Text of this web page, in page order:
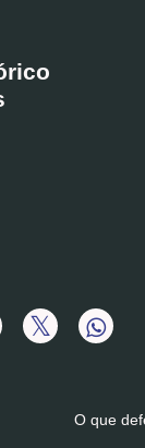
O que